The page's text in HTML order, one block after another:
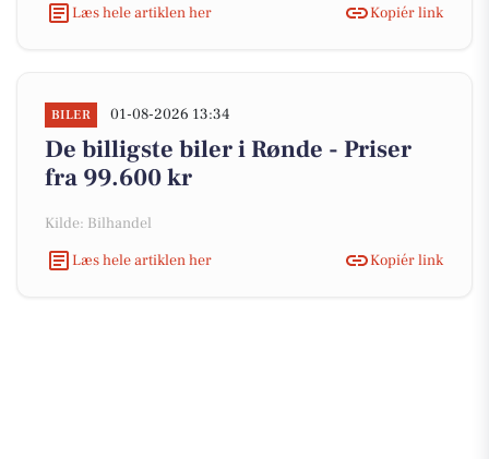
Læs hele artiklen her
Kopiér link
BILER 01-08-2026 13:34
De billigste biler i Rønde - Priser
fra 99.600 kr
Kilde: Bilhandel
Læs hele artiklen her
Kopiér link